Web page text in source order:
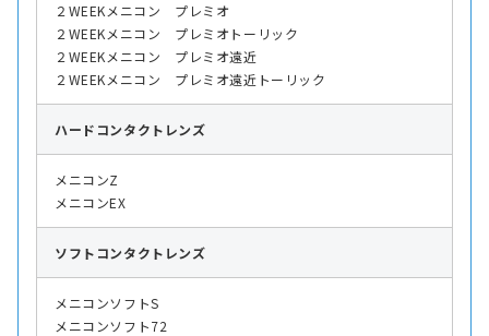
２WEEKメニコン プレミオ
２WEEKメニコン プレミオトーリック
２WEEKメニコン プレミオ遠近
２WEEKメニコン プレミオ遠近トーリック
ハード コンタクトレンズ
メニコンZ
メニコンEX
ソフト コンタクトレンズ
メニコンソフトS
メニコンソフト72